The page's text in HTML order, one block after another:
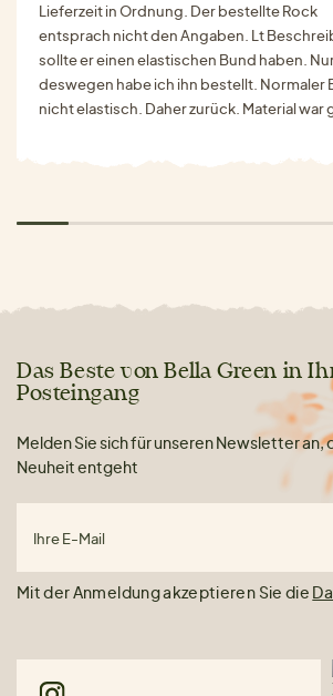
Lieferzeit in Ordnung. Der bestellte Rock
entsprach nicht den Angaben. Lt
sollte er einen elastischen Bund haben.
deswegen habe ich ihn bestellt. Normaler
nicht elastisch. Daher zurück. Material war
Das Beste von Bella Green in
Posteingang
Melden Sie sich für unseren Newsletter an,
Neuheit entgeht
Ihre E-Mail
Mit der Anmeldung akzeptieren Sie die